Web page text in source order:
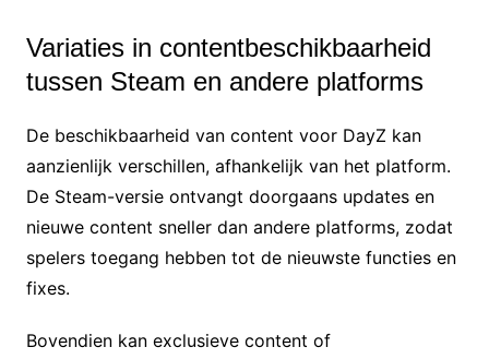
Variaties in contentbeschikbaarheid
tussen Steam en andere platforms
De beschikbaarheid van content voor DayZ kan
aanzienlijk verschillen, afhankelijk van het platform.
De Steam-versie ontvangt doorgaans updates en
nieuwe content sneller dan andere platforms, zodat
spelers toegang hebben tot de nieuwste functies en
fixes.
Bovendien kan exclusieve content of